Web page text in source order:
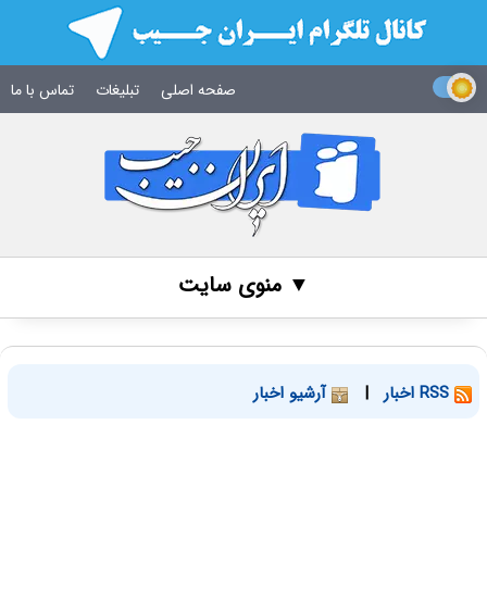
صفحه اصلی تبلیغات تماس با ما
▼ منوی سایت
| آرشیو اخبار